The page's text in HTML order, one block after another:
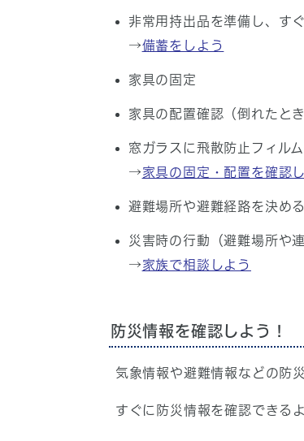
非常用持出品を準備し、す
→備蓄をしよう
家具の固定
家具の配置確認（倒れたと
窓ガラスに飛散防止フィル
→家具の固定・配置を確認
避難場所や避難経路を決める
災害時の行動（避難場所や
→家族で相談しよう
防災情報を確認しよう！
気象情報や避難情報などの防
すぐに防災情報を確認できる